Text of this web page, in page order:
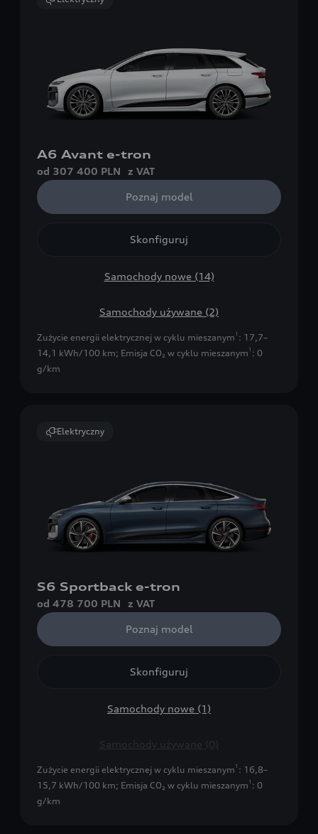
A6 Avant e-tron
od 307 400 PLN z VAT
Poznaj model
Skonfiguruj
Samochody nowe (14)
Samochody używane (2)
Zużycie energii elektrycznej w cyklu mieszanym 1 : 17,7–
14,1 kWh/100 km; Emisja CO₂ w cyklu mieszanym 1 : 0
g/km
Elektryczny
S6 Sportback e-tron
od 478 700 PLN z VAT
Poznaj model
Skonfiguruj
Samochody nowe (1)
Samochody używane (0)
Zużycie energii elektrycznej w cyklu mieszanym 1 : 16,8–
15,7 kWh/100 km; Emisja CO₂ w cyklu mieszanym 1 : 0
g/km